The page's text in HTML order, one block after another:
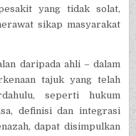
yang tidak solat,
sikap masyarakat
daripada ahli – dalam
tajuk yang telah
seperti hukum
definisi dan integrasi
dapat disimpulkan